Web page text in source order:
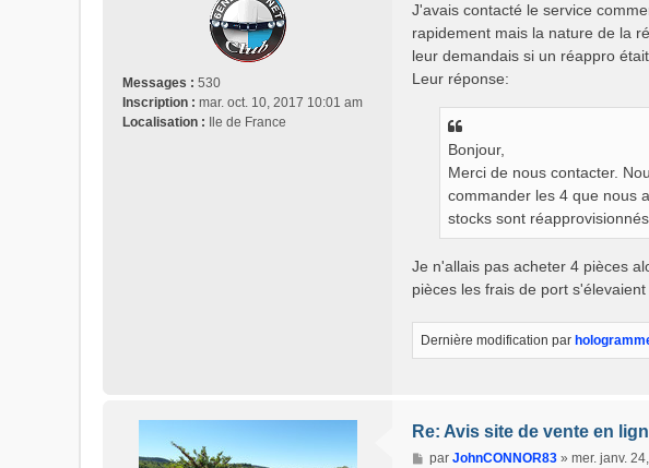
Messages : 530
Inscription : mar. oct. 10, 2017 10:01 am
Localisation : Ile de France
g
e
J'avais contacté le service
rapidement mais la nature de la
leur demandais si un réappro était
Leur réponse:
Bonjour,
Merci de nous contacter.
commander les 4 que nous
stocks sont
Je n'allais pas acheter 4 pièces
pièces les frais de port
Dernière modification par
Re: Avis site de vente en
M
par JohnCONNOR83» mer. janv.